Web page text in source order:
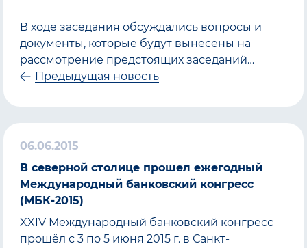
В ходе заседания обсуждались вопросы и
документы, которые будут вынесены на
рассмотрение предстоящих заседаний…
Предыдущая новость
06.06.2015
В северной столице прошел ежегодный
Международный банковский конгресс
(МБК-2015)
XXIV Международный банковский конгресс
прошёл с 3 по 5 июня 2015 г. в Санкт-